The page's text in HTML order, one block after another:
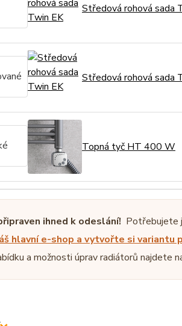
Středová rohová sada
Středová rohová sada
Topná tyč HT 400 W
ihned k odeslání! Potřebujete
hlavní e-shop a vytvořte si variantu
a možnosti úprav radiátorů najdete